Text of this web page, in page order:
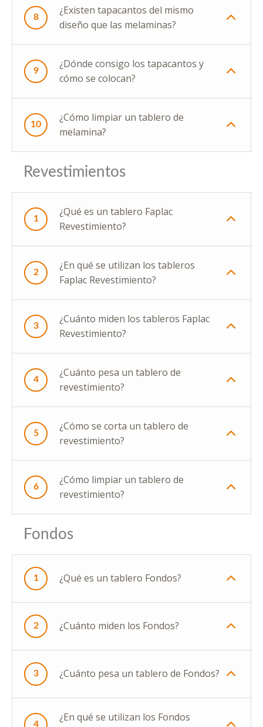
8
¿Existen tapacantos del mismo
diseño que las melaminas?
9
¿Dónde consigo los tapacantos y
cómo se colocan?
10
¿Cómo limpiar un tablero de
melamina?
Revestimientos
1
¿Qué es un tablero Faplac
Revestimiento?
2
¿En qué se utilizan los tableros
Faplac Revestimiento?
3
¿Cuánto miden los tableros Faplac
Revestimiento?
4
¿Cuánto pesa un tablero de
revestimiento?
5
¿Cómo se corta un tablero de
revestimiento?
6
¿Cómo limpiar un tablero de
revestimiento?
Fondos
1 ¿Qué es un tablero Fondos?
2 ¿Cuánto miden los Fondos?
3 ¿Cuánto pesa un tablero de Fondos?
4
¿En qué se utilizan los Fondos